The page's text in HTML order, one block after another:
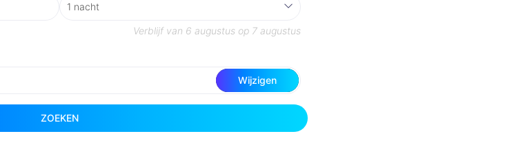
Verblijf van 6 augustus op 7 augustus
Wijzigen